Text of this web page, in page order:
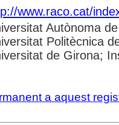
www.raco.cat/
Autònoma
Politècnica
de Girona;
a aquest